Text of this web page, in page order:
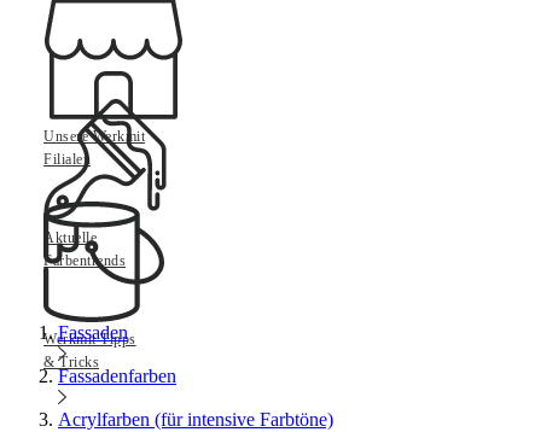
Unsere Werkmit
Filialen
Aktuelle
Farbentrends
Werkmit Tipps
& Tricks
Fassaden
Fassadenfarben
Acrylfarben (für intensive Farbtöne)